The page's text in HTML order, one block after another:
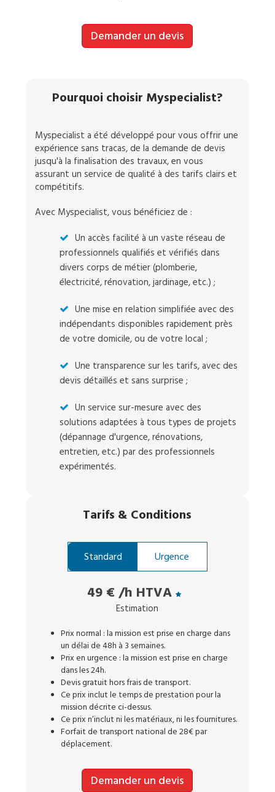
Demander un devis
Pourquoi choisir Myspecialist?
Myspecialist a été développé pour vous offrir une
expérience sans tracas, de la demande de devis
jusqu'à la finalisation des travaux, en vous
assurant un service de qualité à des tarifs clairs et
compétitifs.
Avec Myspecialist, vous bénéficiez de :
Un accès facilité à un vaste réseau de
professionnels qualifiés et vérifiés dans
divers corps de métier (plomberie,
électricité, rénovation, jardinage, etc.) ;
Une mise en relation simplifiée avec des
indépendants disponibles rapidement près
de votre domicile, ou de votre local ;
Une transparence sur les tarifs, avec des
devis détaillés et sans surprise ;
Un service sur-mesure avec des
solutions adaptées à tous types de projets
(dépannage d'urgence, rénovations,
entretien, etc.) par des professionnels
expérimentés.
Tarifs & Conditions
Standard Urgence
49 € /h HTVA
Estimation
Prix normal : la mission est prise en charge dans
un délai de 48h à 3 semaines.
Prix en urgence : la mission est prise en charge
dans les 24h.
Devis gratuit hors frais de transport.
Ce prix inclut le temps de prestation pour la
mission décrite ci-dessus.
Ce prix n’inclut ni les matériaux, ni les fournitures.
Forfait de transport national de 28€ par
déplacement.
Demander un devis